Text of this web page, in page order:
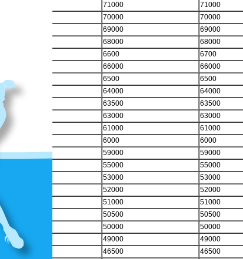
71000 71000
70000 70000
69000 69000
68000 68000
6600 6700
66000 66000
6500 6500
64000 64000
63500 63500
63000 63000
61000 61000
6000 6000
59000 59000
55000 55000
53000 53000
52000 52000
51000 51000
50500 50500
50000 50000
49000 49000
46500 46500